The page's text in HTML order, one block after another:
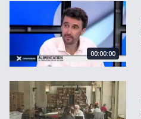
Ces PME agricoles qui
00:00:00
Quand les entreprises